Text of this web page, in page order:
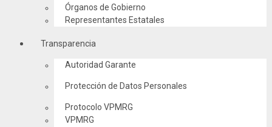
Órganos de Gobierno
Representantes Estatales
Transparencia
Autoridad Garante
Protección de Datos Personales
Protocolo VPMRG
VPMRG